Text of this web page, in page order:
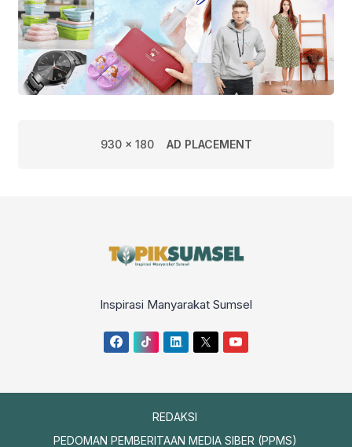
930 x 180 AD PLACEMENT
Inspirasi Manyarakat Sumsel
REDAKSI
PEDOMAN PEMBERITAAN MEDIA SIBER (PPMS)